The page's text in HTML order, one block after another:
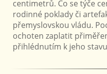
centimetrů. Co se týče
rodinné poklady či
přemyslovskou vládu.
ochoten zaplatit
přihlédnutím k jeho